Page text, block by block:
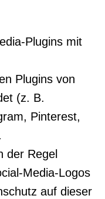
Plugins mit
Plugins von
(z. B.
Pinterest,
der Regel
Media-Logos
auf dieser